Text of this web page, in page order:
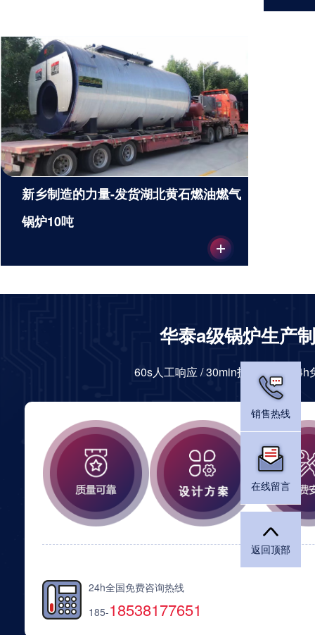
新乡制造的力量-发货湖北黄石燃油燃气
锅炉10吨
华泰a级锅炉生产
60s人工响应 / 30min技术答复 / 24h
24h全国免费咨询热线
185-18538177651
销售热线
在线留言
返回顶部